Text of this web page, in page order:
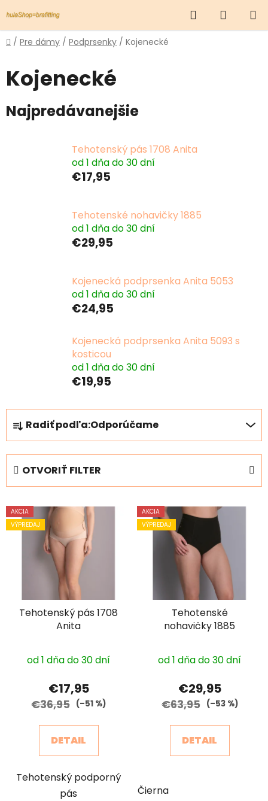
na
obsah
Hľadať
KOŠÍK
Domov
/ Pre dámy / Podprsenky / Kojenecké
Kojenecké
Najpredávanejšie
Tehotenský pás 1708 Anita
od 1 dňa do 30 dní
€17,95
Tehotenské nohavičky 1885
od 1 dňa do 30 dní
€29,95
Kojenecká podprsenka Anita 5053
od 1 dňa do 30 dní
€24,95
Kojenecká podprsenka Anita 5093 s
kosticou
od 1 dňa do 30 dní
€19,95
R
a
d
e
n
e
p
Radiť podľa:Odporúčame
OTVORIŤ FILTER
V
ý
AKCIA
VÝPREDAJ
Tehotenský pás 1708
Anita
od 1 dňa do 30 dní
€17,95
€36,95 (–51 %)
DETAIL
Tehotenský podporný
pás
AKCIA
VÝPREDAJ
Tehotenské
nohavičky 1885
od 1 dňa do 30 dní
€29,95
€63,95 (–53 %)
DETAIL
Čierna